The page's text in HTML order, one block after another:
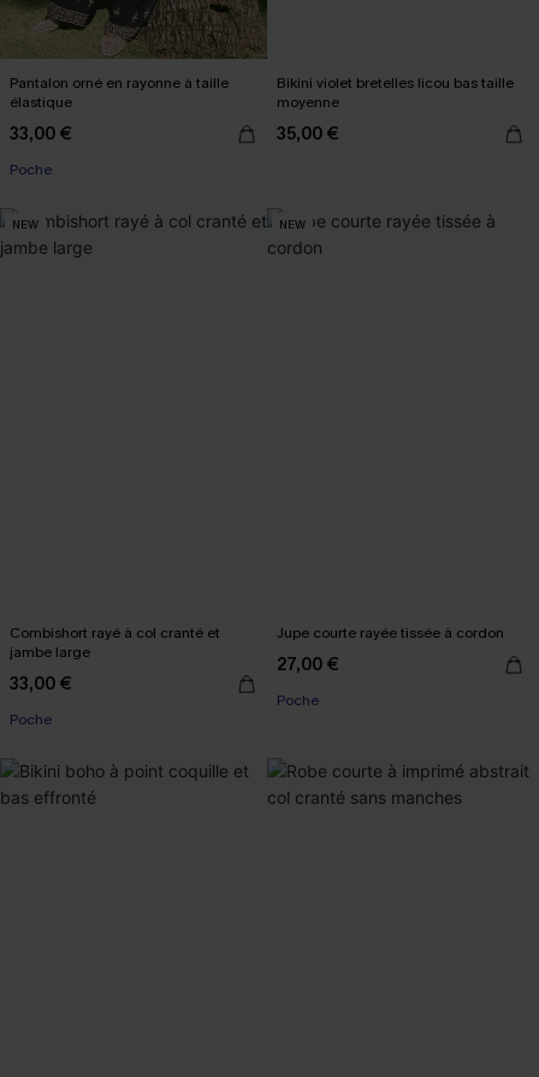
Pantalon orné en rayonne à taille
élastique
33,00 €
Poche
Bikini violet bretelles licou bas taille
moyenne
35,00 €
NEW
Combishort rayé à col cranté et
jambe large
33,00 €
Poche
NEW
Jupe courte rayée tissée à cordon
27,00 €
Poche